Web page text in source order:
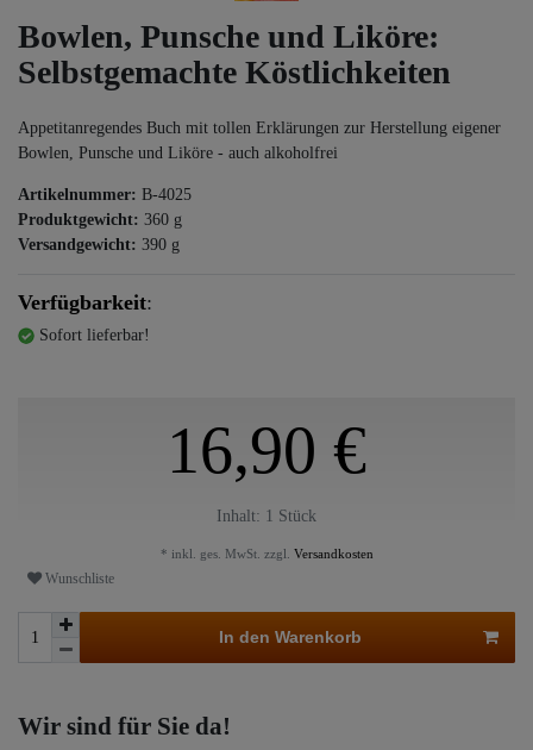
Bowlen, Punsche und Liköre:
Selbstgemachte Köstlichkeiten
Appetitanregendes Buch mit tollen Erklärungen zur Herstellung eigener
Bowlen, Punsche und Liköre - auch alkoholfrei
Artikelnummer: B-4025
Produktgewicht: 360 g
Versandgewicht: 390 g
Verfügbarkeit:
Sofort lieferbar!
16,90 €
Inhalt: 1 Stück
* inkl. ges. MwSt. zzgl. Versandkosten
Wunschliste
In den Warenkorb
Wir sind für Sie da!